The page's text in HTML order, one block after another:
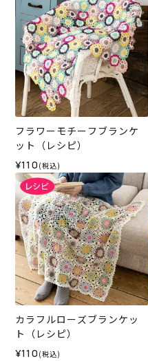
フラワーモチーフブランケ
ット（レシピ）
¥110 (税込)
カラフルローズブランケッ
ト（レシピ）
¥110 (税込)